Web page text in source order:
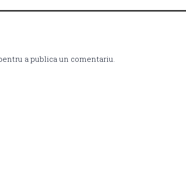
a publica un comentariu.